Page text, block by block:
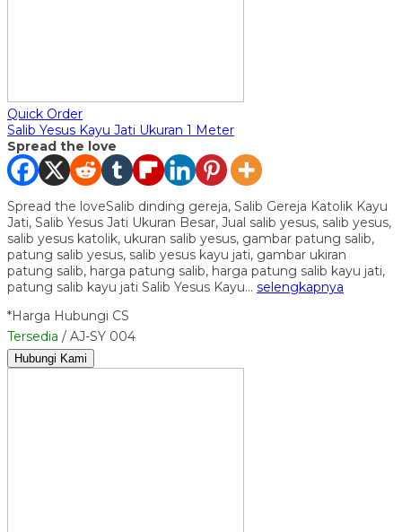
Quick Order
Salib Yesus Kayu Jati Ukuran 1 Meter
Spread the love
Spread the loveSalib dinding gereja, Salib Gereja Katolik Kayu
Jati, Salib Yesus Jati Ukuran Besar, Jual salib yesus, salib yesus,
salib yesus katolik, ukuran salib yesus, gambar patung salib,
patung salib yesus, salib yesus kayu jati, gambar ukiran
patung salib, harga patung salib, harga patung salib kayu jati,
patung salib kayu jati Salib Yesus Kayu… selengkapnya
*Harga Hubungi CS
Tersedia / AJ-SY 004
Hubungi Kami